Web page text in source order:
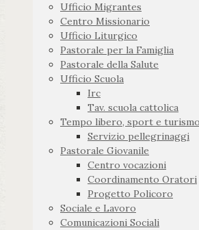
Ufficio Migrantes
Centro Missionario
Ufficio Liturgico
Pastorale per la Famiglia
Pastorale della Salute
Ufficio Scuola
Irc
Tav. scuola cattolica
Tempo libero, sport e turismo
Servizio pellegrinaggi
Pastorale Giovanile
Centro vocazioni
Coordinamento Oratori
Progetto Policoro
Sociale e Lavoro
Comunicazioni Sociali